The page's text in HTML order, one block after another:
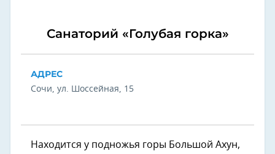
Санаторий «Голубая горка»
АДРЕС
Сочи, ул. Шоссейная, 15
Находится у подножья горы Большой Ахун,